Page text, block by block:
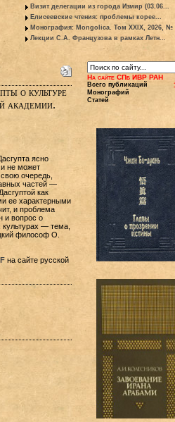
Визит делегации из города Измир (03.06...
Елисеевские чтения: проблемы корее...
Монография: Mongolica. Том XXIX, 2026, №
Лекции С.А. Французова в рамках Летн...
о культуре
академии.
ясно
не может
очередь,
частей —
как
ее характерными
и проблема
и вопрос о
культурах — тема,
философ О.
на сайте русской
На сайте СПб ИВР РАН
Всего публикаций
Монографий
Статей